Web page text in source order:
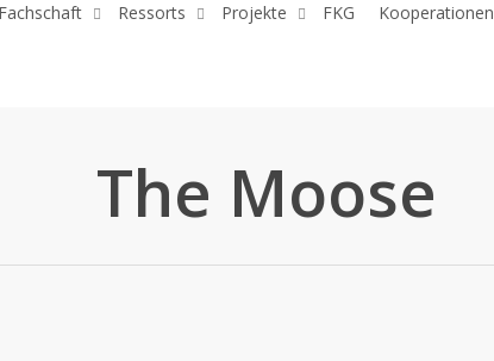
Fachschaft Ressorts Projekte FKG Kooperationen
The Moose